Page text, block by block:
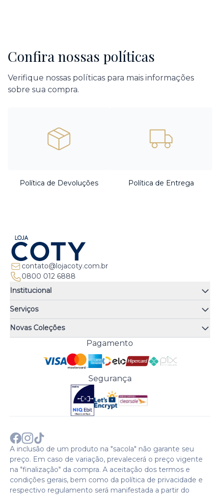
Confira nossas políticas
Verifique nossas políticas para mais informações
sobre sua compra.
Política de Devoluções Política de Entrega
contato@lojacoty.com.br
0800 012 6888
Institucional
Quem somos
Quiz de fragrâncias
Trocas e Devoluções
Troque Fácil
Perguntas Frequentes
Política de Pagamento
Política de Entrega
Política de Privacidade
Comprar com CNPJ?
Sobre a COTY no mundo
Serviços
Atendimento
Meus Pedidos
Trabalhe Conosco
Preferências de Cookies
Novas Coleções
Cenoura & Bronze
Pagamento
Segurança
A inclusão de um produto na "sacola" não garante seu
preço. Em caso de variação, prevalecerá o preço vigente
na "finalização" da compra. A aceitação dos termos e
condições gerais, bem como da política de privacidade e
respectivo regulamento será manifestada a partir do